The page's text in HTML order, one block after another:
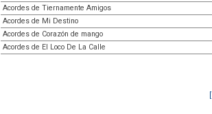
Acordes de Tiernamente Amigos
Acordes de Mi Destino
Acordes de Corazón de mango
Acordes de El Loco De La Calle